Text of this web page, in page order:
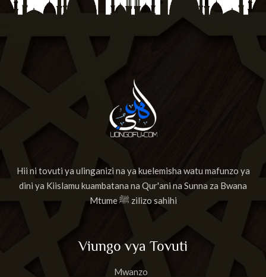
Hii ni tovuti ya ulinganizi na ya kuelemisha watu mafunzo ya
dini ya Kiislamu kuambatana na Qur'ani na Sunna za Bwana
Mtume ﷺ zilizo sahihi
Viungo vya Tovuti
Mwanzo